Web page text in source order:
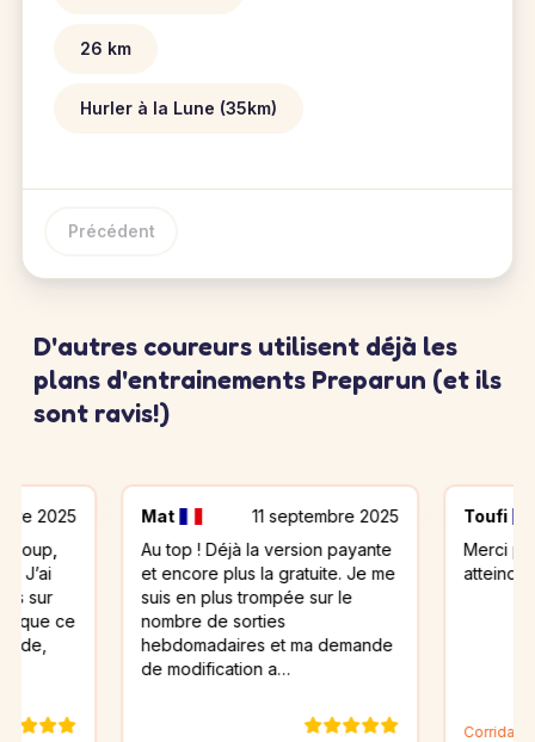
26 km
Hurler à la Lune (35km)
Précédent
D'autres coureurs utilisent déjà les
plans d'entrainements Preparun (et ils
sont ravis!)
Mat
11 septembre 2025
Au top ! Déjà la version payante
et encore plus la gratuite. Je me
suis en plus trompée sur le
nombre de sorties
hebdomadaires et ma demande
de modification a…
Toufi
Merci pour le
atteindre mon
Corrida de Noël